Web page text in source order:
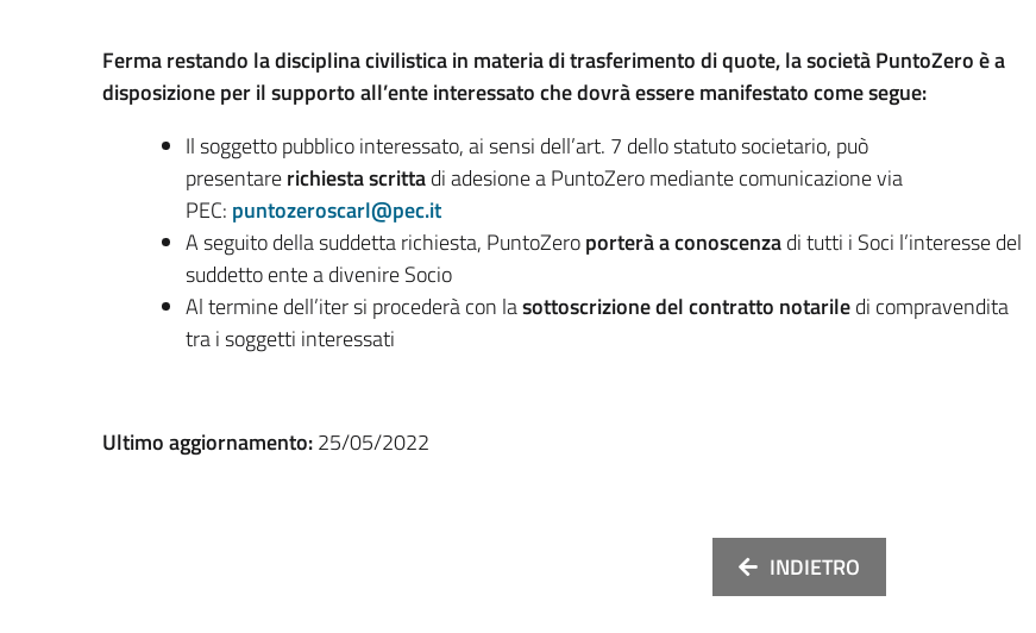
Ferma restando la disciplina civilistica in materia di trasferimento di quote, la società PuntoZero è a
disposizione per il supporto all’ente interessato che dovrà essere manifestato come segue:
Il soggetto pubblico interessato, ai sensi dell’art. 7 dello statuto societario, può
presentarerichiesta scrittadi adesione a PuntoZero mediante comunicazione via
PEC: puntozeroscarl@pec.it
A seguito della suddetta richiesta, PuntoZeroporterà a conoscenzadi tutti i Soci l’interesse del
suddetto ente a divenire Socio
Al termine dell’iter si procederà con lasottoscrizione del contratto notariledi compravendita
tra i soggetti interessati
Ultimo aggiornamento:25/05/2022
INDIETRO